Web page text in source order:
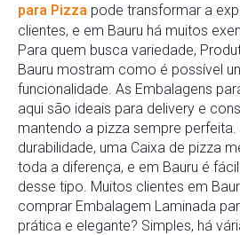
para Pizza pode transformar a
clientes, e em Bauru há muitos
Para quem busca variedade,
Bauru mostram como é possível
funcionalidade. As Embalagens
aqui são ideais para delivery e
mantendo a pizza sempre
durabilidade, uma Caixa de pizza
toda a diferença, e em Bauru é
desse tipo. Muitos clientes em
comprar Embalagem Laminada
prática e elegante? Simples, há